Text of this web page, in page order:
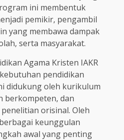
ini membentuk
pemikir, pengambil
yang membawa dampak
serta masyarakat.
Agama Kristen IAKR
pendidikan
didukung oleh kurikulum
berkompeten, dan
orisinal. Oleh
keunggulan
awal yang penting